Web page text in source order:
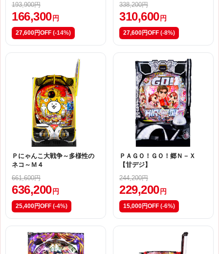
193,900円
166,300 円
27,600円OFF (-14%)
338,200円
310,600 円
27,600円OFF (-8%)
Ｐにゃんこ大戦争～多様性の
ネコ～Ｍ４
661,600円
636,200 円
25,400円OFF (-4%)
ＰＡＧＯ！ＧＯ！郷Ｎ－Ｘ
【甘デジ】
244,200円
229,200 円
15,000円OFF (-6%)